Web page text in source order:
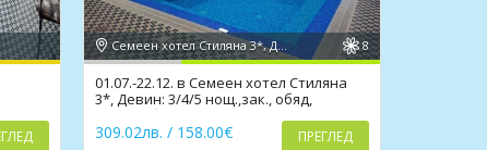
Семеен хотел Стиляна 3*, Девин 8
01.07.-22.12. в Семеен хотел Стиляна
3*, Девин: 3/4/5 нощ.,зак., обяд,
вечеря,басейн,сауна
309.02лв. / 158.00€ ПРЕГЛЕД